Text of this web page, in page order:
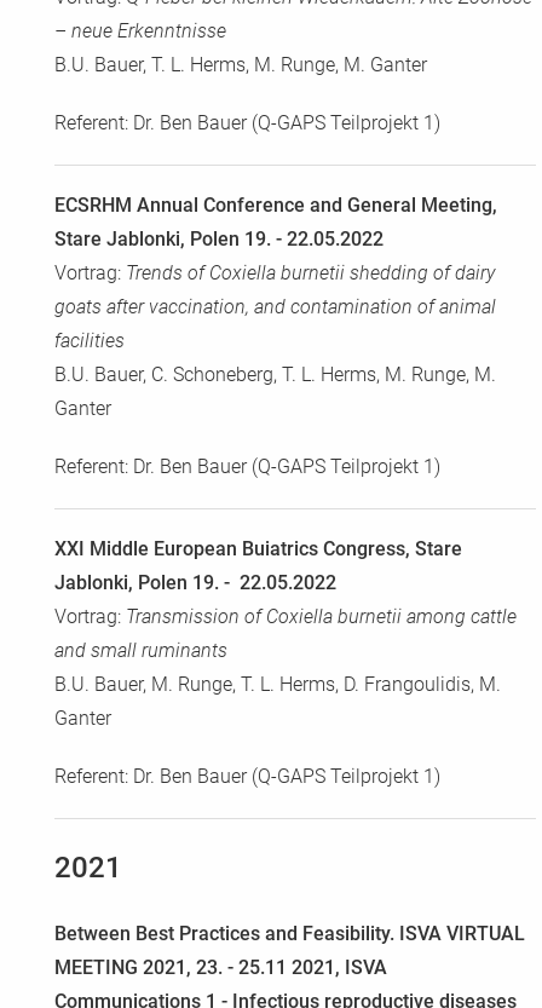
– neue Erkenntnisse
B.U. Bauer, T. L. Herms, M. Runge, M. Ganter
Referent: Dr. Ben Bauer (Q-GAPS Teilprojekt 1)
ECSRHM Annual Conference and General Meeting,
Stare Jablonki, Polen 19. - 22.05.2022
Vortrag: Trends of Coxiella burnetii shedding of dairy
goats after vaccination, and contamination of animal
facilities
B.U. Bauer, C. Schoneberg, T. L. Herms, M. Runge, M.
Ganter
Referent: Dr. Ben Bauer (Q-GAPS Teilprojekt 1)
XXI Middle European Buiatrics Congress, Stare
Jablonki, Polen 19. - 22.05.2022
Vortrag: Transmission of Coxiella burnetii among cattle
and small ruminants
B.U. Bauer, M. Runge, T. L. Herms, D. Frangoulidis, M.
Ganter
Referent: Dr. Ben Bauer (Q-GAPS Teilprojekt 1)
2021
Between Best Practices and Feasibility. ISVA VIRTUAL
MEETING 2021, 23. - 25.11 2021, ISVA
Communications 1 - Infectious reproductive diseases